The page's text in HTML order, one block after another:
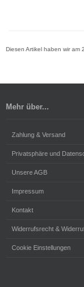
Diesen Artikel haben wir am
Mehr über...
Zahlung & Versand
Privatsphäre und
Unsere AGB
Impressum
Kontakt
Widerrufsrecht &
Cookie Einstellungen